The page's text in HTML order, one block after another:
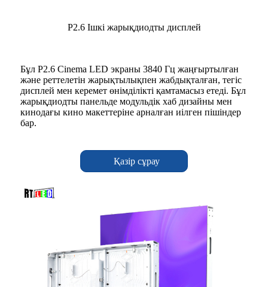
P2.6 Ішкі жарықдиодты дисплей
Бұл P2.6 Cinema LED экраны 3840 Гц жаңғыртылған
және реттелетін жарықтылықпен жабдықталған, тегіс
дисплей мен керемет өнімділікті қамтамасыз етеді. Бұл
жарықдиодты панельде модульдік хаб дизайны мен
кинодағы кино макеттеріне арналған иілген пішіндер
бар.
Қазір сұрау